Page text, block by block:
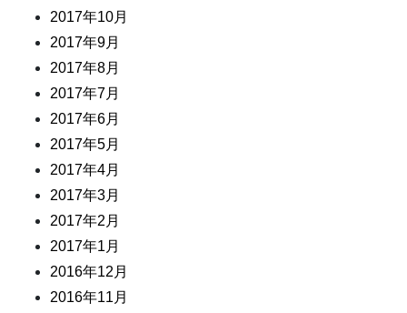
2017年10月
2017年9月
2017年8月
2017年7月
2017年6月
2017年5月
2017年4月
2017年3月
2017年2月
2017年1月
2016年12月
2016年11月